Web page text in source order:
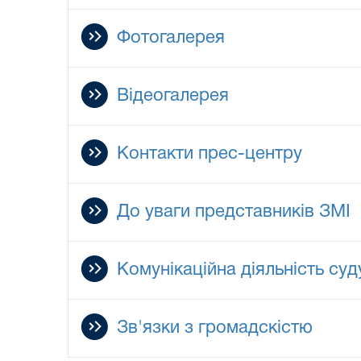
Фотогалерея
Відеогалерея
Контакти прес-центру
До уваги представників ЗМІ
Комунікаційна діяльність
Зв'язки з громадскістю